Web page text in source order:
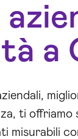
a
ti
misurabili